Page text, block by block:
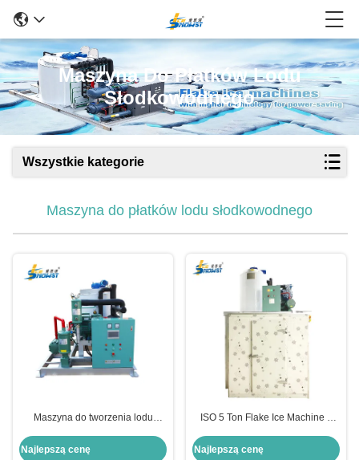
Maszyna Do Płatków Lodu
Słodkowodnego
Wszystkie kategorie
Maszyna do płatków lodu słodkowodnego
Maszyna do tworzenia lodu
Najlepszą cenę
ISO 5 Ton Flake Ice Machine z
Najlepszą cenę